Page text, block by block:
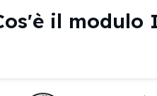
il modulo